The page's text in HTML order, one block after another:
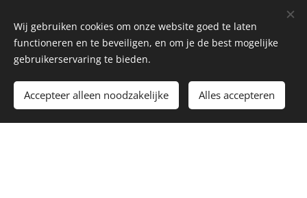
Wij gebruiken cookies om onze website goed te laten
functioneren en te beveiligen, en om je de best mogelijke
gebruikerservaring te bieden.
Accepteer alleen noodzakelijke Alles accepteren